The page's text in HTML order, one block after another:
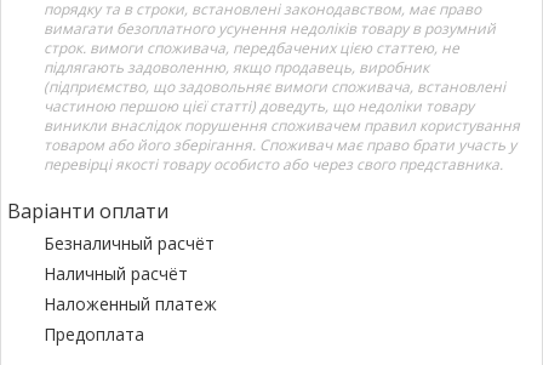
порядку та в строки, встановлені законодавством, має право
вимагати безоплатного усунення недоліків товару в розумний
строк. вимоги споживача, передбачених цією статтею, не
підлягають задоволенню, якщо продавець, виробник
(підприємство, що задовольняє вимоги споживача, встановлені
частиною першою цієї статті) доведуть, що недоліки товару
виникли внаслідок порушення споживачем правил користування
товаром або його зберігання. Споживач має право брати участь у
перевірці якості товару особисто або через свого представника.
Варіанти оплати
Безналичный расчёт
Наличный расчёт
Наложенный платеж
Предоплата